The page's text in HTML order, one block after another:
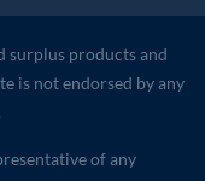
surplus products and
is not endorsed by any
of any